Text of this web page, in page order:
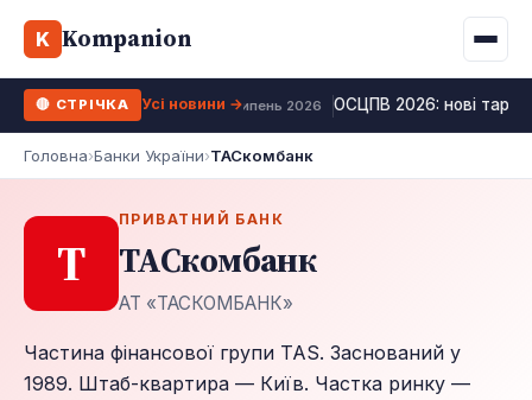
K Kompanion
Калькулятор МФО
Усі 10 МФО →
Життя
Усі види
WhiteBIT
Kuna
Bybit
Усі 10 бірж →
Іпотека
Депозит
Рефінансування
ФОП податки
🔴 СТРІЧКА 27 липень 2026 ОСЦПВ 2026: нові
Усі новини →
Головна›Банки України›ТАСкомбанк
Т
ПРИВАТНИЙ БАНК
ТАСкомбанк
АТ «ТАСКОМБАНК»
Частина фінансової групи TAS. Заснований у
1989. Штаб-квартира — Київ. Частка ринку —